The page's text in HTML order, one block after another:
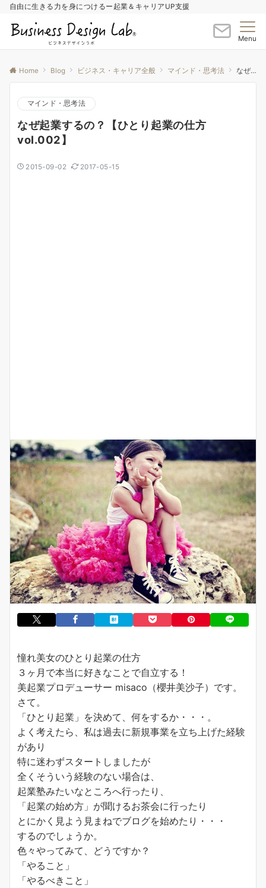
自由に生きる力を身につけるー起業＆キャリアUP支援
Menu
Home Blog ビジネス・キャリア全般 マインド・思考法 なぜ起業するの？【ひとり起業の仕方vol.002】
マインド・思考法
なぜ起業するの？【ひとり起業の仕方
vol.002】
2015-09-02 2017-05-15
憧れ美女のひとり起業の仕方
３ヶ月で本当に好きなことで自立する！
美起業プロデューサー misaco（櫻井美沙子）です。
さて。
「ひとり起業」を決めて、何をするか・・・。
よく考えたら、私は過去に新規事業を立ち上げた経験
があり
特に迷わずスタートしましたが
全くそういう経験のない場合は、
起業塾みたいなところへ行ったり、
「起業の始め方」が聞けるお茶会に行ったり
とにかく見よう見まねでブログを始めたり・・・
するのでしょうか。
色々やってみて、どうですか？
「やること」
「やるべきこと」